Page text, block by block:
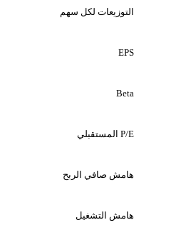
التوزيعات لكل سهم
EPS
Beta
P/E المستقبلي
هامش صافي الربح
هامش التشغيل